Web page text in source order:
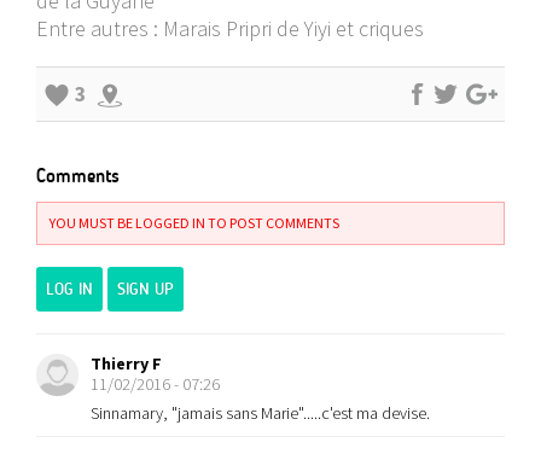
Entre autres : Marais Pripri de Yiyi et criques
3
Comments
YOU MUST BE LOGGED IN TO POST COMMENTS
LOG IN SIGN UP
Thierry F
11/02/2016 - 07:26
Sinnamary, "jamais sans Marie".....c'est ma devise.